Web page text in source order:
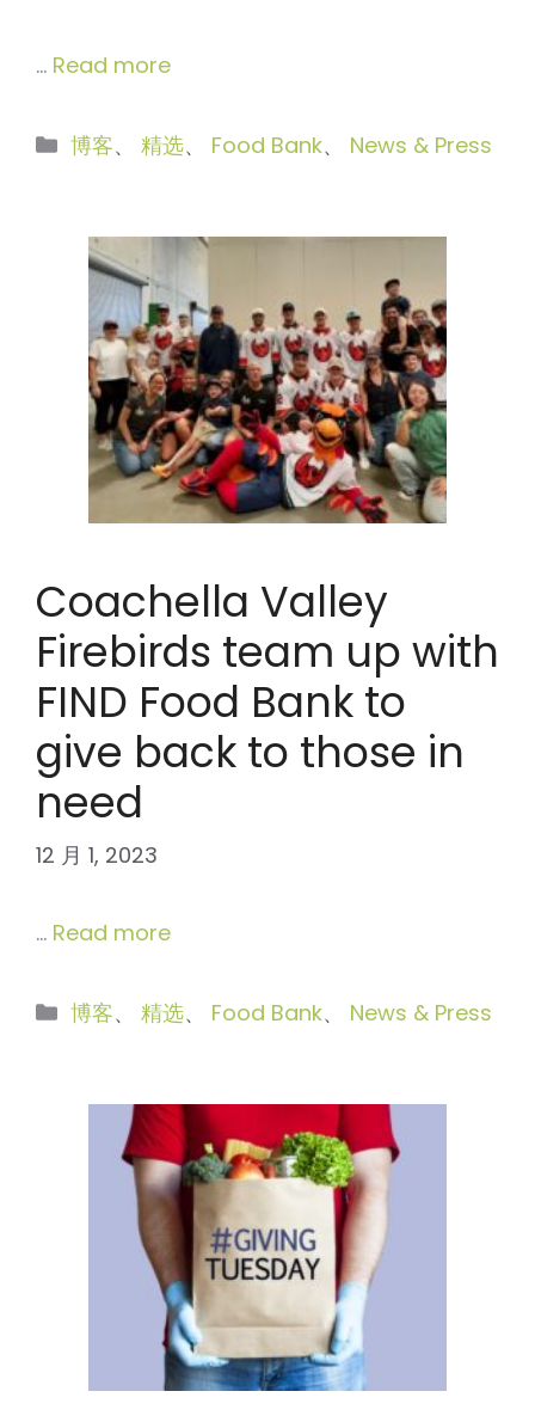
… Read more
分
博客、 精选、 Food Bank、 News & Press
Coachella Valley
Firebirds team up with
FIND Food Bank to
give back to those in
need
12 月 1, 2023
… Read more
分
博客、 精选、 Food Bank、 News & Press